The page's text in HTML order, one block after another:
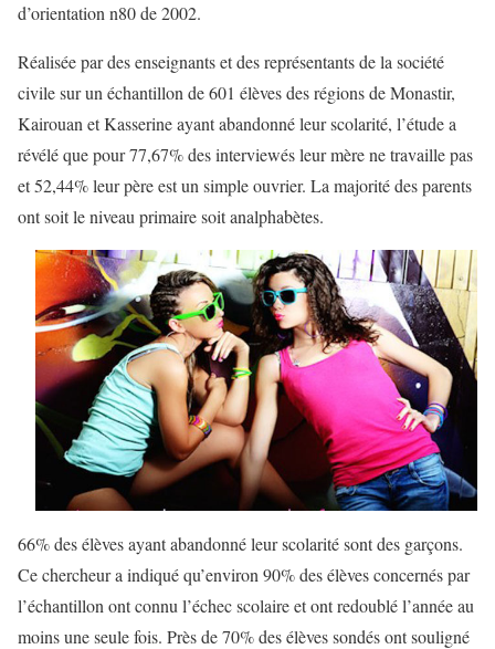
d’orientation n80 de 2002.
Réalisée par des enseignants et des représentants de la société
civile sur un échantillon de 601 élèves des régions de Monastir,
Kairouan et Kasserine ayant abandonné leur scolarité, l’étude a
révélé que pour 77,67% des interviewés leur mère ne travaille pas
et 52,44% leur père est un simple ouvrier. La majorité des parents
ont soit le niveau primaire soit analphabètes.
66% des élèves ayant abandonné leur scolarité sont des garçons.
Ce chercheur a indiqué qu’environ 90% des élèves concernés par
l’échantillon ont connu l’échec scolaire et ont redoublé l’année au
moins une seule fois. Près de 70% des élèves sondés ont souligné